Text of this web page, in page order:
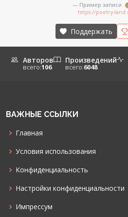
— Пример записи
https://poetry-
Поддержать
Авторов
всего:106
Произведений
всего:6048
ВАЖНЫЕ ССЫЛКИ
Главная
Условия использования
Конфиденциальность
Настройки конфиденциальности
Импрессум